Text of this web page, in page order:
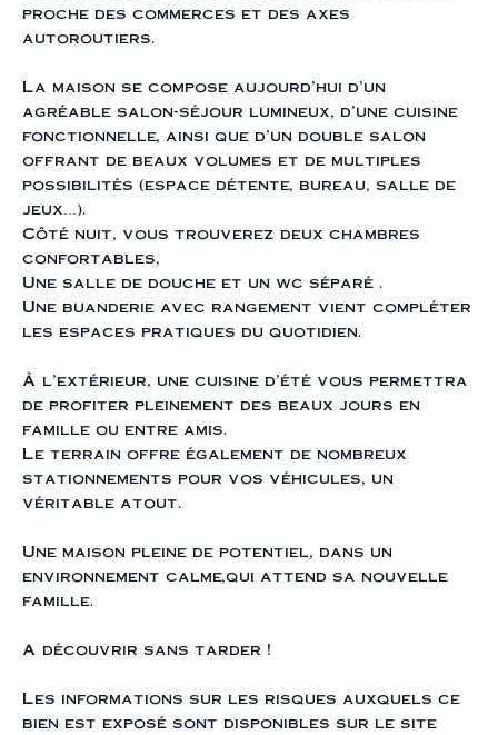
proche des commerces et des axes
autoroutiers.
La maison se compose aujourd’hui d’un
agréable salon-séjour lumineux, d’une cuisine
fonctionnelle, ainsi que d’un double salon
offrant de beaux volumes et de multiples
possibilités (espace détente, bureau, salle de
jeux…).
Côté nuit, vous trouverez deux chambres
confortables,
Une salle de douche et un wc séparé .
Une buanderie avec rangement vient compléter
les espaces pratiques du quotidien.
À l’extérieur, une cuisine d’été vous permettra
de profiter pleinement des beaux jours en
famille ou entre amis.
Le terrain offre également de nombreux
stationnements pour vos véhicules, un
véritable atout.
Une maison pleine de potentiel, dans un
environnement calme,qui attend sa nouvelle
famille.
A découvrir sans tarder !
Les informations sur les risques auxquels ce
bien est exposé sont disponibles sur le site